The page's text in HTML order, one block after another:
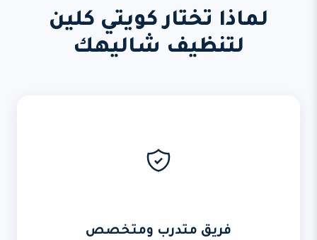
لماذا تختار كويتي كلين
لتنظيف شاليهك
فريق متدرب ومتخصص